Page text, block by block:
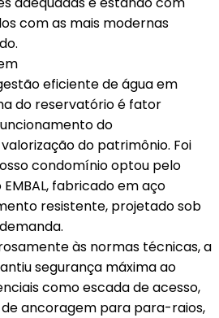
com as mais modernas
eficiente de água em
do reservatório é fator
do
do patrimônio. Foi
condomínio optou pelo
fabricado em aço
resistente, projetado sob
às normas técnicas, a
segurança máxima ao
como escada de acesso,
ancoragem para para-raios,